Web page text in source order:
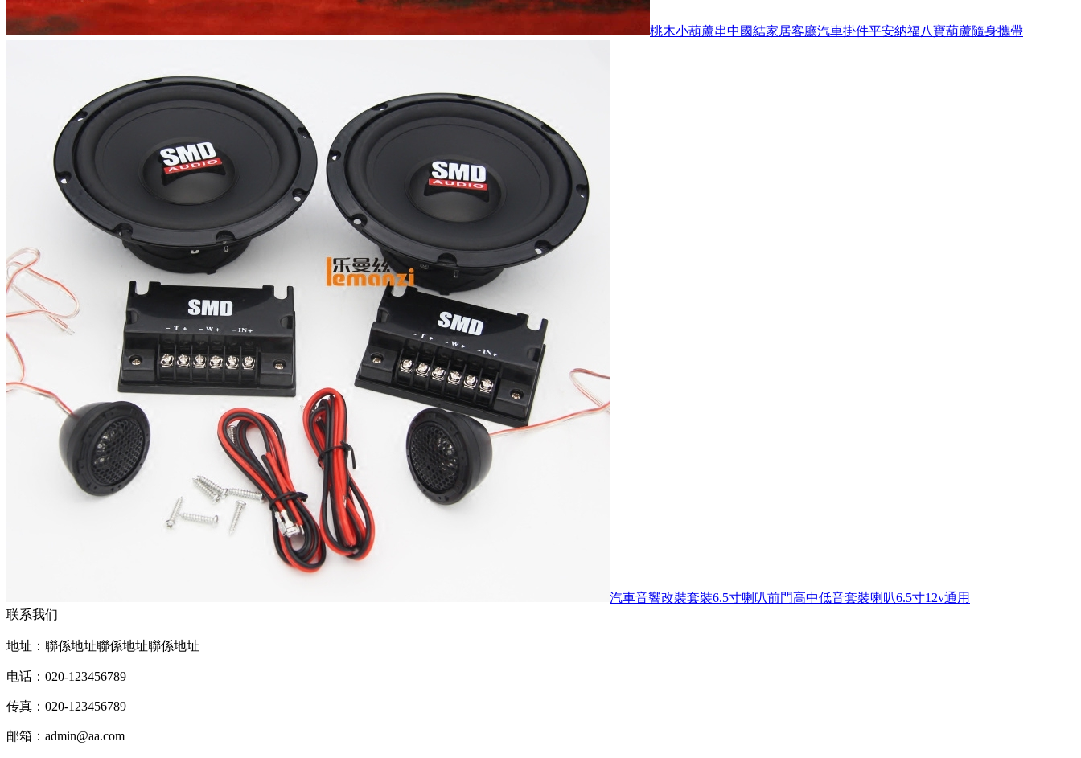
桃木小葫蘆串中國結家居客廳汽車掛件平安納福八寶葫蘆隨身攜帶
汽車音響改裝套裝6.5寸喇叭前門高中低音套裝喇叭6.5寸12v通用
联系我们
地址：聯係地址聯係地址聯係地址
电话：020-123456789
传真：020-123456789
邮箱： admin@aa.com